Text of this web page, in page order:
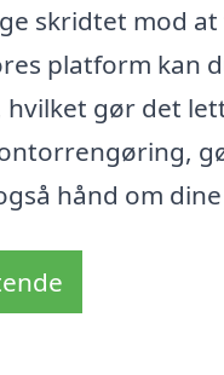
skridtet mod
platform kan
gør det
hånd om